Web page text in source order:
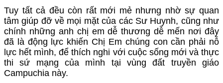
Tuy tất cả đều còn rất mới mẻ nhưng nhờ sự quan
tâm giúp đỡ về mọi mặt của các Sư Huynh, cũng như
chính những anh chị em dễ thương dễ mến nơi đây
đã là động lực khiến Chị Em chúng con cần phải nỗ
lực hết mình, để thích nghi với cuộc sống mới và thực
thi sứ mạng của mình tại vùng đất truyền giáo
Campuchia này.